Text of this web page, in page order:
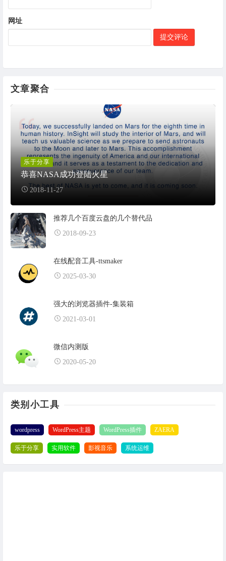
网址
文章聚合
乐于分享
恭喜NASA成功登陆火星
2018-11-27
推荐几个百度云盘的几个替代品
2018-09-23
在线配音工具-ttsmaker
2025-03-30
强大的浏览器插件-集装箱
2021-03-01
微信内测版
2020-05-20
类别小工具
wordpress WordPress主题 WordPress插件 ZAERA
乐于分享 实用软件 影视音乐 系统运维